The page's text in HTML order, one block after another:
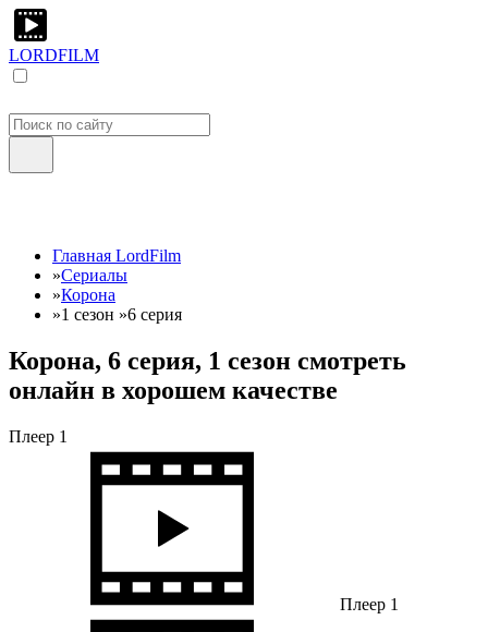
LORDFILM
Главная LordFilm
»Сериалы
»Корона
»1 сезон »6 серия
Корона, 6 серия, 1 сезон смотреть
онлайн в хорошем качестве
Плеер 1
Плеер 1